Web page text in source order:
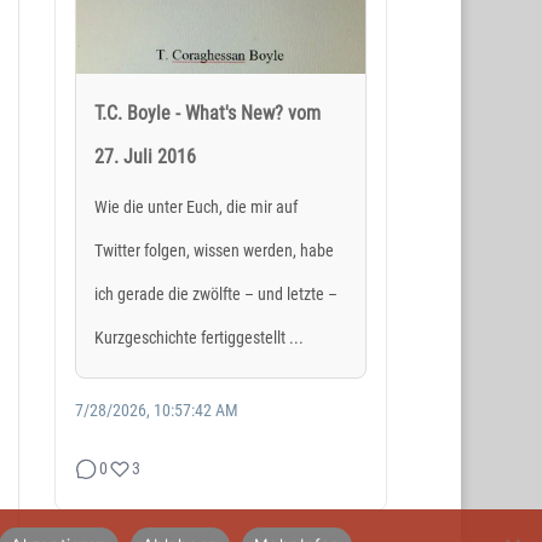
T.C. Boyle - What's New? vom
27. Juli 2016
Wie die unter Euch, die mir auf
Twitter folgen, wissen werden, habe
ich gerade die zwölfte – und letzte –
Kurzgeschichte fertiggestellt ...
7/28/2026, 10:57:42 AM
0 3